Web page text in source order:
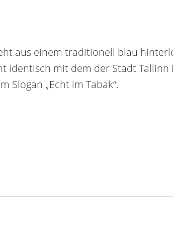
aus einem traditionell blau
identisch mit dem der Stadt Tallinn
Slogan „Echt im Tabak“.